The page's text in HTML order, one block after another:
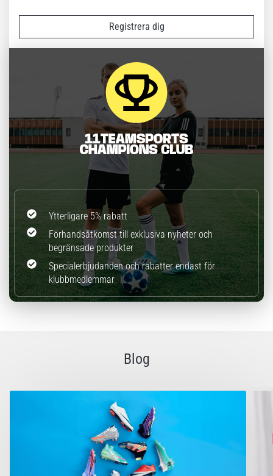
Registrera dig
Ytterligare 5% rabatt
Förhandsåtkomst till exklusiva nyheter och
begränsade produkter
Specialerbjudanden och rabatter endast för
klubbmedlemmar
Blog